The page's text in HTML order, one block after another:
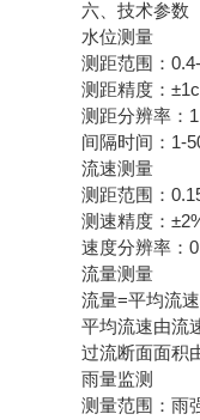
六、技术参数
水位测量
测距范围：0.4-
测距精度：
测距分辨率：
间隔时间：1-
流速测量
测距范围：
测速精度：
速度分辨率：
流量测量
流量=平均流速
平均流速由流速
过流断面面积由
雨量监测
测量范围：雨